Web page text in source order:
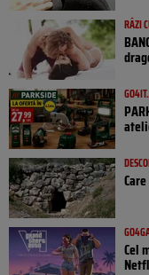
RÂZI
Cel